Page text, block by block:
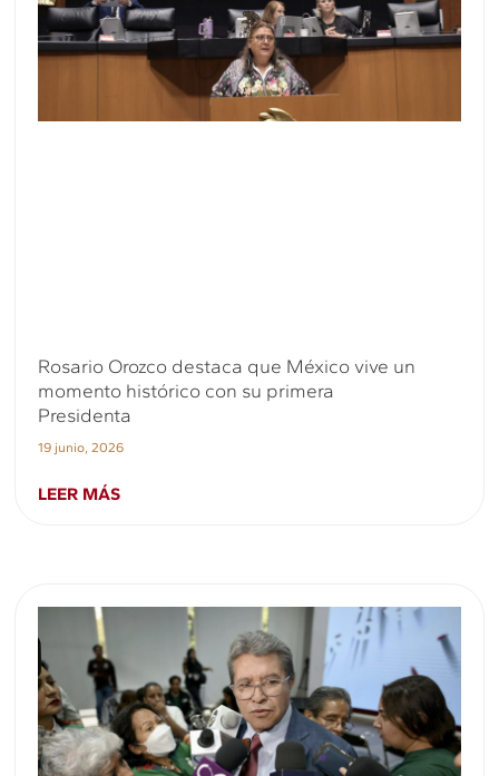
Rosario Orozco destaca que México vive un
momento histórico con su primera
Presidenta
19 junio, 2026
LEER MÁS